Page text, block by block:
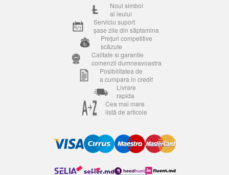
Noul simbol
al leului
Serviciu suport
șase zile din săptamina
Prețuri competitive
scăzute
Calitate si garantie
comenzii dumneavoastra
Posibilitatea de
a cumpara in credit
Livrare
rapida
Cea mai mare
listă de articole